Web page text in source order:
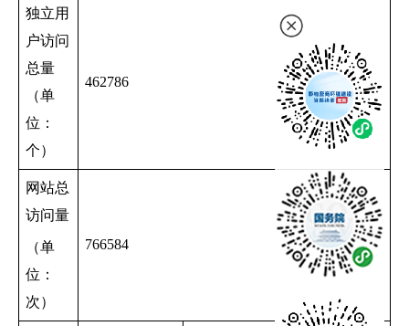
独立用
户访问
总量
（单
位：
个）
462786
网站总
访问量
（单
位：
次）
766584